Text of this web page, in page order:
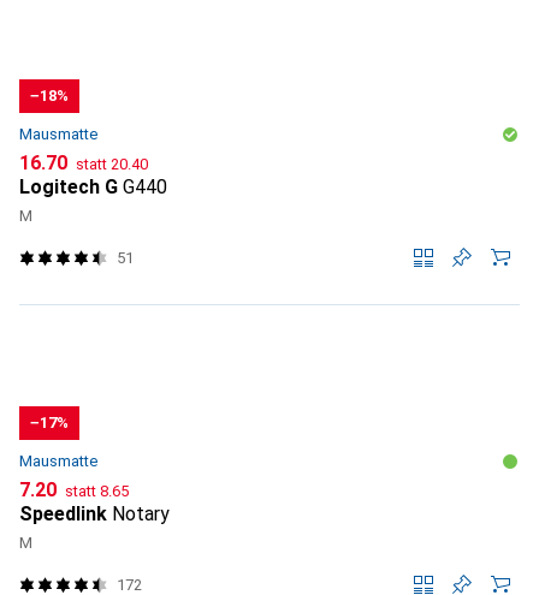
−18%
Mausmatte
CHF
16.70 statt CHF
20.40
Logitech G G440
M
51
−17%
Mausmatte
CHF
7.20 statt CHF
8.65
Speedlink Notary
M
172